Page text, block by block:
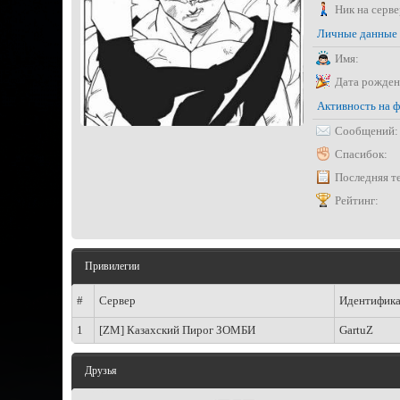
Ник на
Личные данные
Имя:
Дата
Активность на
Сообщений:
Спасибок:
Последняя
Рейтинг:
Привилегии
# Сервер
1 [ZM] Казахский Пирог ЗОМБИ GartuZ
Друзья